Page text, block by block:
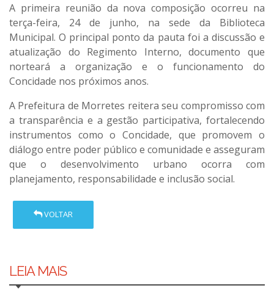
A primeira reunião da nova composição ocorreu na
terça-feira, 24 de junho, na sede da Biblioteca
Municipal. O principal ponto da pauta foi a discussão e
atualização do Regimento Interno, documento que
norteará a organização e o funcionamento do
Concidade nos próximos anos.
A Prefeitura de Morretes reitera seu compromisso com
a transparência e a gestão participativa, fortalecendo
instrumentos como o Concidade, que promovem o
diálogo entre poder público e comunidade e asseguram
que o desenvolvimento urbano ocorra com
planejamento, responsabilidade e inclusão social.
VOLTAR
LEIA MAIS